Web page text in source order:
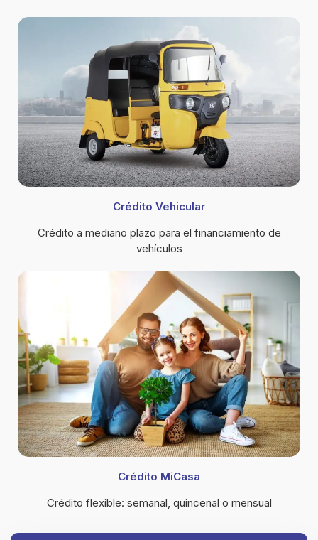
Crédito Vehicular
Crédito a mediano plazo para el financiamiento de
vehículos
Crédito MiCasa
Crédito flexible: semanal, quincenal o mensual